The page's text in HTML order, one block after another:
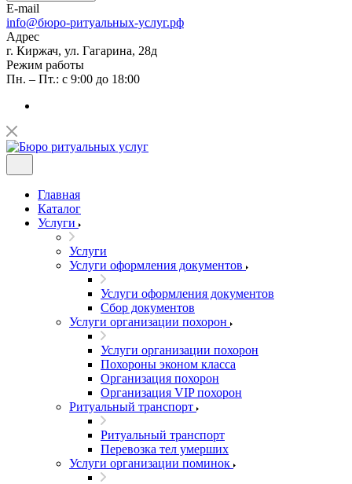
E-mail
info@бюро-ритуальных-услуг.рф
Адрес
г. Киржач, ул. Гагарина, 28д
Режим работы
Пн. – Пт.: с 9:00 до 18:00
Главная
Каталог
Услуги
Услуги
Услуги оформления документов
Услуги оформления документов
Сбор документов
Услуги организации похорон
Услуги организации похорон
Похороны эконом класса
Организация похорон
Организация VIP похорон
Ритуальный транспорт
Ритуальный транспорт
Перевозка тел умерших
Услуги организации поминок